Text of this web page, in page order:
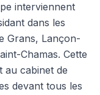
interviennent
dans les
Grans, Lançon-
Chamas. Cette
au cabinet de
devant tous les